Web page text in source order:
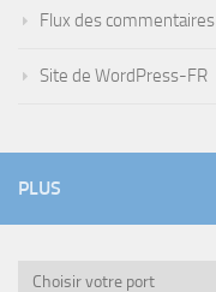
Flux des commentaires
Site de WordPress-FR
PLUS